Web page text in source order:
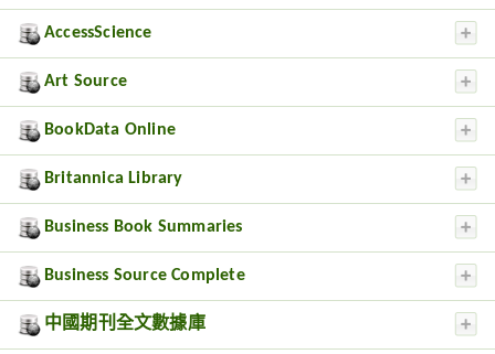
AccessScience
Art Source
BookData Online
Britannica Library
Business Book Summaries
Business Source Complete
中國期刊全文數據庫